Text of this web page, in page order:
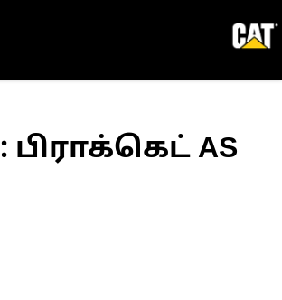
: பிராக்கெட் AS